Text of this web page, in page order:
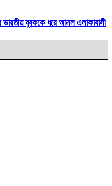
ভারতীয় যুবককে ধরে আনল এলাকাবাসী